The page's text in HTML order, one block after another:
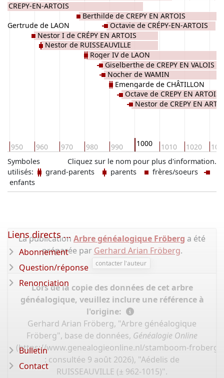
950 960 970 980 990 1000 1010 1020
CREPY-EN-ARTOIS
Gertrude de LAON
Nestor I de CRÉPY EN ARTOIS
Nestor de RUISSEAUVILLE
Berthilde de CREPY EN ARTOIS
Roger IV de LAON
Giselberthe de CREPY EN VALOIS
Nocher de WAMIN
Octavie de CRÉPY-EN-ARTOIS
Emengarde de CHÂTILLON
Octave de CREPY EN ARTOIS
Nestor de CREPY EN
Cliquez sur le nom pour plus d'information.
Symboles
utilisés:
grand-parents parents
frères/soeurs
enfants
La publication Arbre généalogique Fröberg a été
préparée par Gerhard Arian Fröberg.
contacter l'auteur
Lors de la copie des données de cet arbre
généalogique, veuillez inclure une référence à
l'origine:
Gerhard Arian Fröberg, "Arbre généalogique
Fröberg", base de données, Généalogie Online
(https://www.genealogieonline.nl/stamboom-froberg/
: consultée 9 août 2026), "Aédelis de
RUISSEAUVILLE (± 962-1015)".
Liens directs ...
Abonnement
Question/réponse
Renonciation
Bulletin
Contact